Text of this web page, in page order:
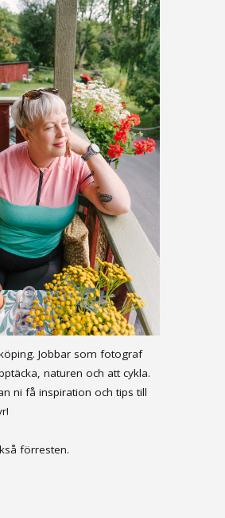
Jobbar som fotograf
naturen och att cykla.
ni få inspiration och tips till
förresten.